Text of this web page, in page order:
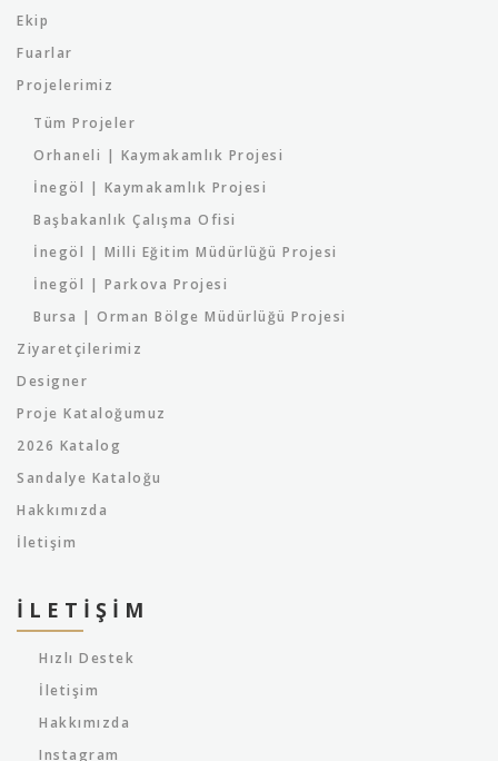
Ekip
Fuarlar
Projelerimiz
Tüm Projeler
Orhaneli | Kaymakamlık Projesi
İnegöl | Kaymakamlık Projesi
Başbakanlık Çalışma Ofisi
İnegöl | Milli Eğitim Müdürlüğü Projesi
İnegöl | Parkova Projesi
Bursa | Orman Bölge Müdürlüğü Projesi
Ziyaretçilerimiz
Designer
Proje Kataloğumuz
2026 Katalog
Sandalye Kataloğu
Hakkımızda
İletişim
İLETIŞIM
Hızlı Destek
İletişim
Hakkımızda
Instagram